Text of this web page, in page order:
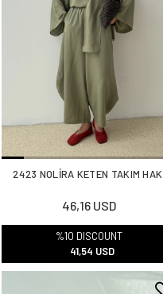
2423 NOLİRA KETEN TAKIM
46,16 USD
%10 DISCOUNT
41,54 USD